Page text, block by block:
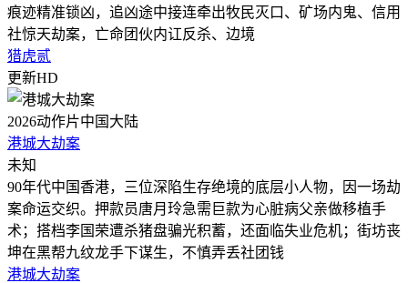
痕迹精准锁凶，追凶途中接连牵出牧民灭口、矿场内鬼、信用
社惊天劫案，亡命团伙内讧反杀、边境
猎虎贰
更新HD
2026动作片中国大陆
港城大劫案
未知
90年代中国香港，三位深陷生存绝境的底层小人物，因一场劫
案命运交织。押款员唐月玲急需巨款为心脏病父亲做移植手
术；搭档李国荣遭杀猪盘骗光积蓄，还面临失业危机；街坊丧
坤在黑帮九纹龙手下谋生，不慎弄丢社团钱
港城大劫案